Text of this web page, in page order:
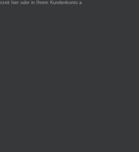
hier oder in Ihrem Kundenkonto a